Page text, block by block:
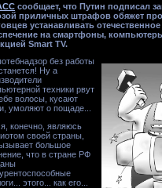
сообщает, что Путин подписал
приличных штрафов обяжет
устанавливать
на смартфоны,
Smart TV.
без работы
Ну а
техники рвут
волосы, кусают
умоляют о пощаде...
я, конечно, являюсь
своей страны,
большое
что в стране РФ
этого... как его...